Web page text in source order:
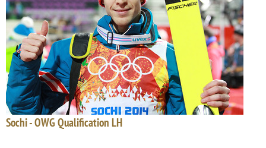
Sochi - OWG Qualification LH